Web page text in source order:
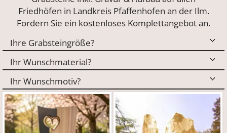
Friedhöfen in Landkreis Pfaffenhofen an der Ilm.
Fordern Sie ein kostenloses Komplettangebot an.